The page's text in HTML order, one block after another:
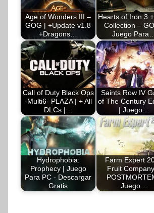
Age of Wonders III –
GOG | +Update v1.8
+Dragons…
Hearts of Iron 3
Collection –
Juego
Call of Duty Black Ops
-Multi6- PLAZA | + All
DLCs |…
Saints Row IV
of The Century
| Juego…
Hydrophobia:
Prophecy | Juego
Para PC - Descargar
Gratis
Farm Expert
Fruit
Juego…